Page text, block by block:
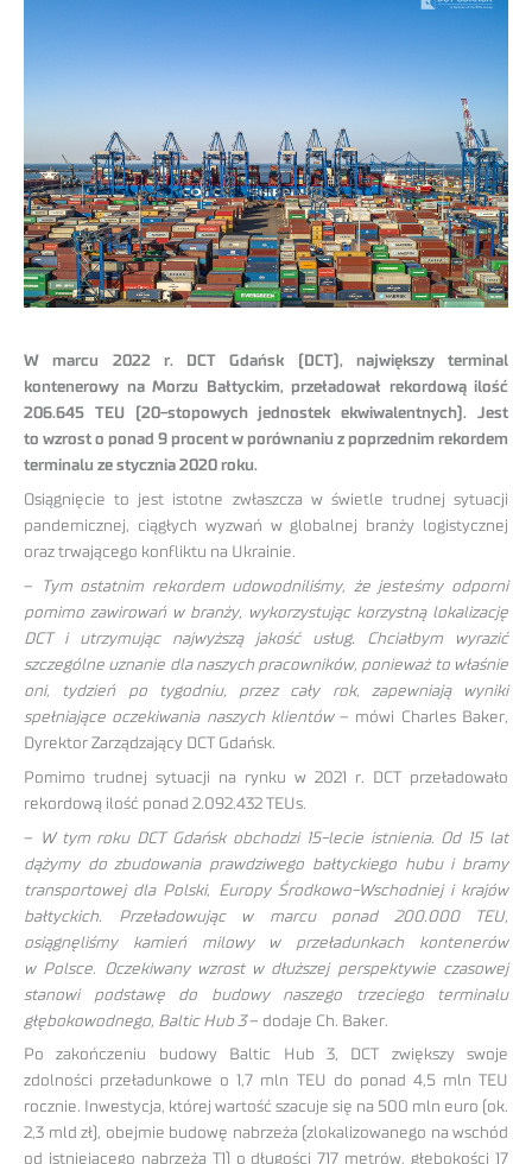
W marcu 2022 r. DCT Gdańsk (DCT), największy terminal
kontenerowy na Morzu Bałtyckim, przeładował rekordową ilość
206.645 TEU (20-stopowych jednostek ekwiwalentnych). Jest
to wzrost o ponad 9 procent w porównaniu z poprzednim rekordem
terminalu ze stycznia 2020 roku.
Osiągnięcie to jest istotne zwłaszcza w świetle trudnej sytuacji
pandemicznej, ciągłych wyzwań w globalnej branży logistycznej
oraz trwającego konfliktu na Ukrainie.
–
Tym ostatnim rekordem udowodniliśmy, że jesteśmy odporni
pomimo zawirowań w branży, wykorzystując korzystną lokalizację
DCT i utrzymując najwyższą jakość usług. Chciałbym wyrazić
szczególne uznanie dla naszych pracowników, ponieważ to właśnie
oni, tydzień po tygodniu, przez cały rok, zapewniają wyniki
spełniające oczekiwania naszych klientów– mówi Charles Baker,
Dyrektor Zarządzający DCT Gdańsk.
Pomimo trudnej sytuacji na rynku w 2021 r. DCT przeładowało
rekordową ilość ponad 2.092.432 TEUs.
–
W tym roku DCT Gdańsk obchodzi 15-lecie istnienia. Od 15 lat
dążymy do zbudowania prawdziwego bałtyckiego hubu i bramy
transportowej dla Polski, Europy Środkowo-Wschodniej i krajów
bałtyckich. Przeładowując w marcu ponad 200.000 TEU,
osiągnęliśmy kamień milowy w przeładunkach kontenerów
w Polsce. Oczekiwany wzrost w dłuższej perspektywie czasowej
stanowi podstawę do budowy naszego trzeciego terminalu
głębokowodnego, Baltic Hub 3– dodaje Ch. Baker.
Po zakończeniu budowy Baltic Hub 3, DCT zwiększy swoje
zdolności przeładunkowe o 1,7 mln TEU do ponad 4,5 mln TEU
rocznie. Inwestycja, której wartość szacuje się na 500 mln euro (ok.
2,3 mld zł), obejmie budowę nabrzeża (zlokalizowanego na wschód
od istniejącego nabrzeża T1) o długości 717 metrów, głębokości 17